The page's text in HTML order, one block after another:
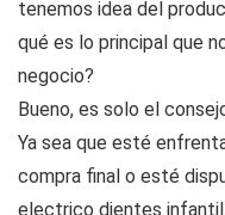
tenemos idea del
qué es lo principal que
negocio?
Bueno, es solo el
Ya sea que esté
compra final o esté
electrico dientes infantil